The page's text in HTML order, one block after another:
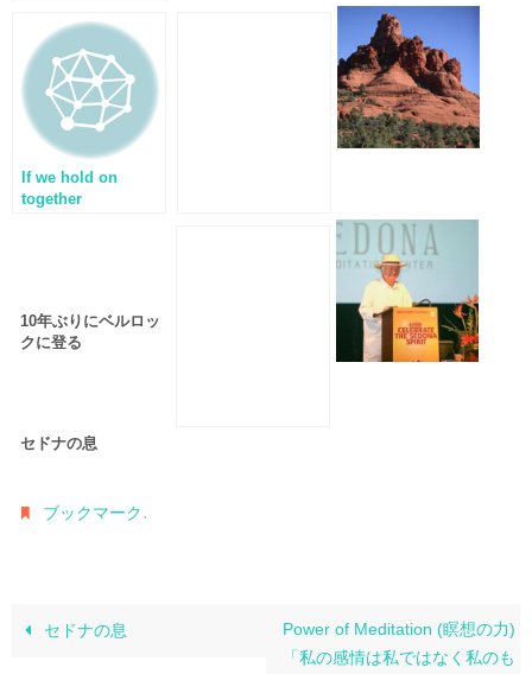
If we hold on
together
10年ぶりにベルロッ
クに登る
セドナの息
ブックマーク.
セドナの息
Power of Meditation (瞑想の力)
「私の感情は私ではなく私のも